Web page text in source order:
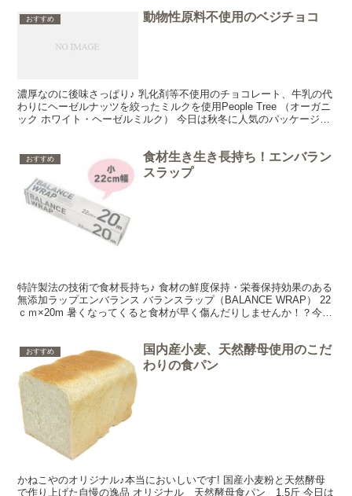
おすすめ 動物性原料不使用のベジチョコ
濃厚なのに後味さっぱり♪ 乳化剤等不使用のチョコレート、牛乳の代
わりにヘーゼルナッツを絞ったミルクを使用People Tree （オーガニ
ック ホワイト・ヘーゼルミルク） 今日は秋冬に人気のパッケージが
おすすめ
食材生き生き長持ち！エンバラン
スラップ
特許製法の技術で食材長持ち♪ 食材の鮮度保持・栄養保持効果のある
無添加ラップエンバランス バランスラップ（BALANCE WRAP） 22
ｃｍ×20m 暑くなってくると食材が早く傷んだりしませんか！？今日
おすすめ
国内産小麦、天然酵母使用のこだ
わりの食パン
かねこやのオリジナル♪本当においしいです! 国産小麦粉と天然酵母
で作り上げた自慢の逸品 オリジナル 天然酵母食パン 1.5斤 今日は